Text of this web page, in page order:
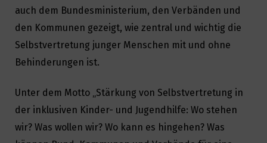
auch dem Bundesministerium, den Verbänden und
den Kommunen gezeigt, wie zentral und wichtig die
Selbstvertretung junger Menschen mit und ohne
Behinderungen ist.
Unter dem Motto „Stärkung von Selbstvertretung in
der inklusiven Kinder- und Jugendhilfe: Wo stehen
wir? Was wollen wir? Wo kann es hingehen? Was